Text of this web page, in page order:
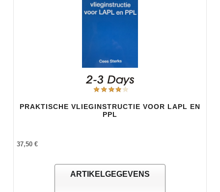
PRAKTISCHE VLIEGINSTRUCTIE VOOR LAPL EN
PPL
37,50 €
ARTIKELGEGEVENS